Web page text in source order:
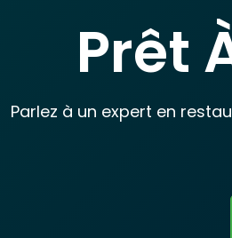
Prêt
Parlez à un expert en